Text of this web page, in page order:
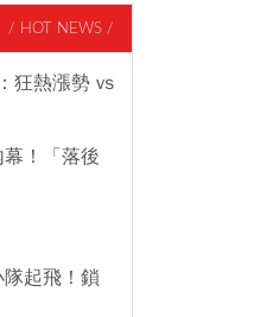
/ HOT NEWS /
狂熱漲勢 vs
！「落後
起飛！鎖